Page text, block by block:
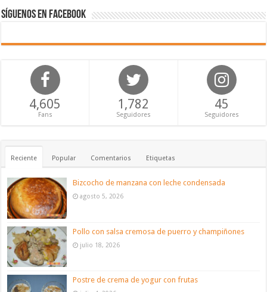
Síguenos en Facebook
4,605
Fans
1,782
Seguidores
45
Seguidores
Reciente Popular Comentarios Etiquetas
Bizcocho de manzana con leche condensada
agosto 5, 2026
Pollo con salsa cremosa de puerro y champiñones
julio 18, 2026
Postre de crema de yogur con frutas